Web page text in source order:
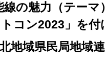
の魅力（テー
コン2023」を付
地域県民局地域